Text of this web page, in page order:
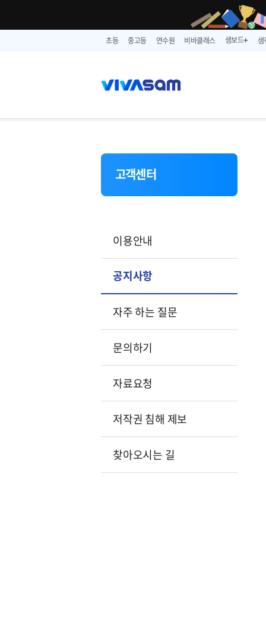
초등 중고등 연수원 비바클래스 샘보드➕
고객센터
이용안내
공지사항
자주 하는 질문
문의하기
자료요청
저작권 침해 제보
찾아오시는 길